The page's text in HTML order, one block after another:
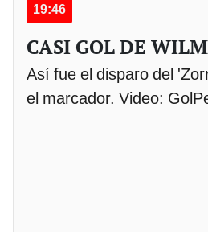
19:46
CASI GOL DE
Así fue el disparo del
el marcador. Video: